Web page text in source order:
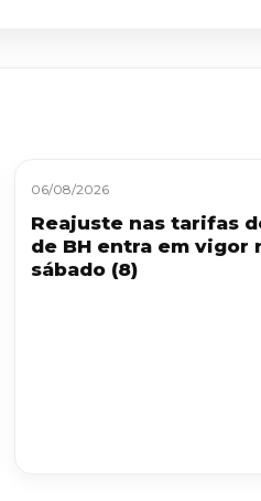
06/08/2026
Reajuste nas tarifas
de BH entra em vigor
sábado (8)